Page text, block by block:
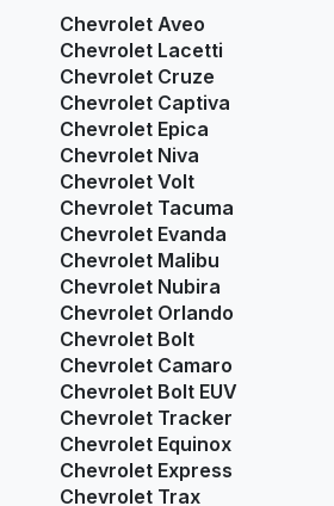
Chevrolet Aveo
Chevrolet Lacetti
Chevrolet Cruze
Chevrolet Captiva
Chevrolet Epica
Chevrolet Niva
Chevrolet Volt
Chevrolet Tacuma
Chevrolet Evanda
Chevrolet Malibu
Chevrolet Nubira
Chevrolet Orlando
Chevrolet Bolt
Chevrolet Camaro
Chevrolet Bolt EUV
Chevrolet Tracker
Chevrolet Equinox
Chevrolet Express
Chevrolet Trax